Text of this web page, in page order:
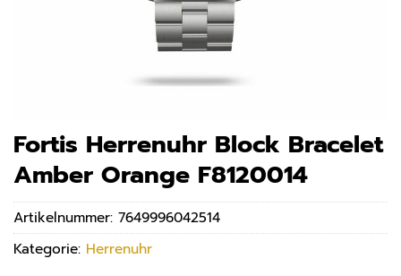
Fortis Herrenuhr Block Bracelet
Amber Orange F8120014
Artikelnummer: 7649996042514
Kategorie: Herrenuhr